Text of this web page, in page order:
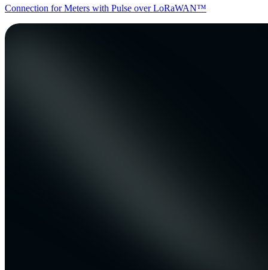
Connection for Meters with Pulse over LoRaWAN™